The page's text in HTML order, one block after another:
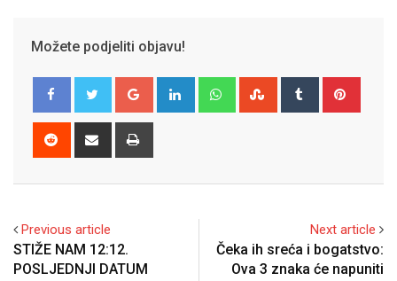
Možete podjeliti objavu!
Google+ LinkedIn WhatsappStumbleUpon
Tumblr
Reddit
Share
Previous article
STIŽE NAM 12:12.
POSLJEDNJI DATUM
Next article
Čeka ih sreća i bogatstvo:
Ova 3 znaka će napuniti